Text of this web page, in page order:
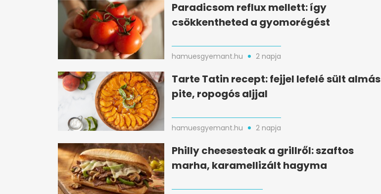
Paradicsom reflux mellett: így
csökkentheted a gyomorégést
hamuesgyemant.hu 2 napja
Tarte Tatin recept: fejjel lefelé sült almás
pite, ropogós aljjal
hamuesgyemant.hu 2 napja
Philly cheesesteak a grillről: szaftos
marha, karamellizált hagyma